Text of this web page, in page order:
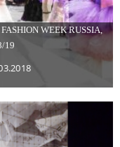
WEEK RUSSIA,
19